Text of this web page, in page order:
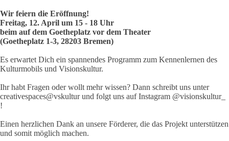
Wir feiern die Eröffnung!
Freitag, 12. April um 15 - 18 Uhr
beim auf dem Goetheplatz vor dem Theater
(Goetheplatz 1-3, 28203 Bremen)
Es erwartet Dich ein spannendes Programm zum Kennenlernen des
Kulturmobils und Visionskultur.
Ihr habt Fragen oder wollt mehr wissen? Dann schreibt uns unter
creativespaces@vskultur und folgt uns auf Instagram @visionskultur_
!
Einen herzlichen Dank an unsere Förderer, die das Projekt unterstützen
und somit möglich machen.